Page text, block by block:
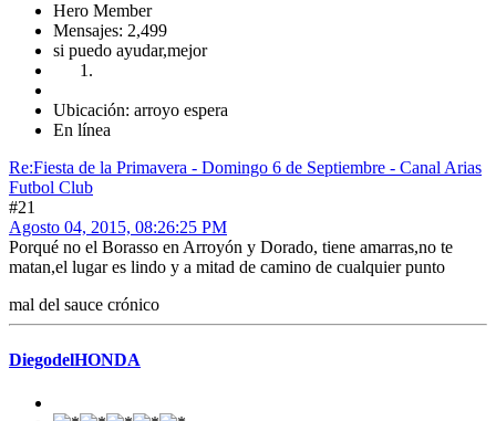
Hero Member
Mensajes: 2,499
si puedo ayudar,mejor
Ubicación: arroyo espera
En línea
Re:Fiesta de la Primavera - Domingo 6 de Septiembre - Canal Arias
Futbol Club
#21
Agosto 04, 2015, 08:26:25 PM
Porqué no el Borasso en Arroyón y Dorado, tiene amarras,no te
matan,el lugar es lindo y a mitad de camino de cualquier punto
mal del sauce crónico
DiegodelHONDA